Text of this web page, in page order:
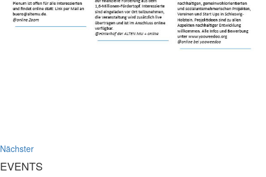
Nächster
EVENTS